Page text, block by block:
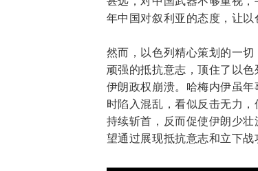
年中国对叙利亚的态度，让以
然而，以色列精心策划的一
顽强的抵抗意志，顶住了以
伊朗政权崩溃。哈梅内伊虽
时陷入混乱，看似反击无力
持续斩首，反而促使伊朗少
望通过展现抵抗意志和立下战